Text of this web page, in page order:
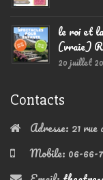
le roi et
(vraie)
20 juillet
Contacts
Adresse: 21
Mobile: 06-66-